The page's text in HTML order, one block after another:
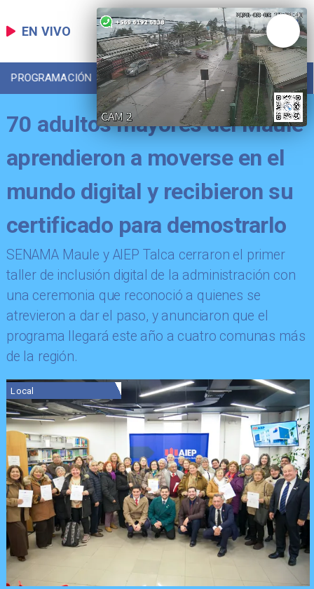
EN VIVO
PROGRAMACIÓN LOCAL DEPORTES
70 adultos mayores del Maule
aprendieron a moverse en el
mundo digital y recibieron su
certificado para demostrarlo
​SENAMA Maule y AIEP Talca cerraron el primer
taller de inclusión digital de la administración con
una ceremonia que reconoció a quienes se
atrevieron a dar el paso, y anunciaron que el
programa llegará este año a cuatro comunas más
de la región.
Local